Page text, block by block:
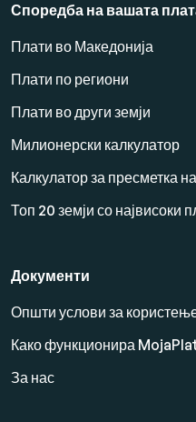
Споредба на вашата
Плати во Македонија
Плати по региони
Плати во други земји
Милионерски калкулатор
Калкулатор за пресметка
Топ 20 земји со највисоки
Документи
Општи услови за
Како функционира
За нас